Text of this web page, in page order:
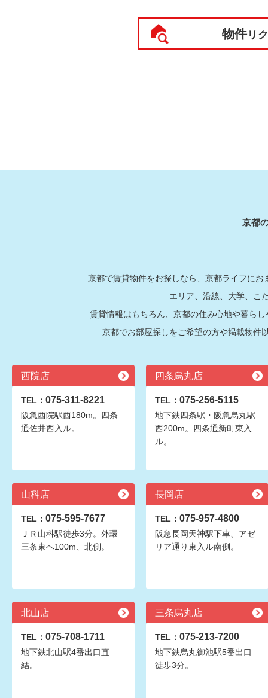
物件リ
京都
京都で賃貸物件をお探しなら、京都ライフに
エリア、沿線、大学、こ
賃貸情報はもちろん、京都の住み心地や暮ら
京都でお部屋探しをご希望の方や掲載物件
西院店
TEL： 075-311-8221
阪急西院駅西180m。四条
通佐井西入ル。
四条烏丸店
TEL： 075-256-5115
地下鉄四条駅・阪急烏丸駅
西200m。四条通新町東入
ル。
山科店
TEL： 075-595-7677
ＪＲ山科駅徒歩3分。外環
三条東へ100m、北側。
長岡店
TEL： 075-957-4800
阪急長岡天神駅下車、アゼ
リア通り東入ル南側。
北山店
TEL： 075-708-1711
地下鉄北山駅4番出口直
結。
三条烏丸店
TEL： 075-213-7200
地下鉄烏丸御池駅5番出口
徒歩3分。